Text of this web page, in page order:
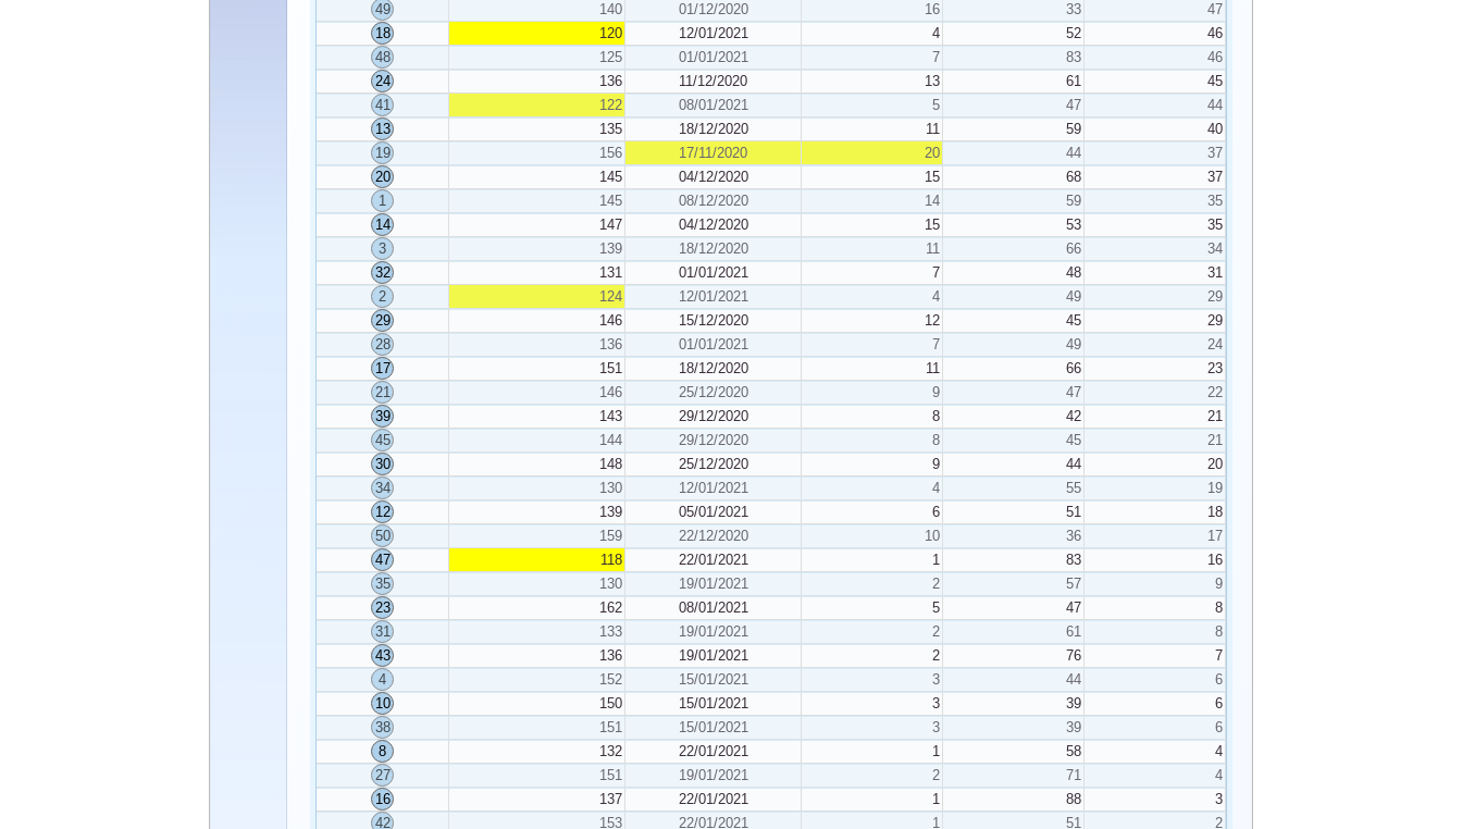
49
140 01/12/2020 16 33
47
18
120 12/01/2021 4 52
46
48
125 01/01/2021 7 83
46
24
136 11/12/2020 13 61
45
41
122 08/01/2021 5 47
44
13
135 18/12/2020 11 59
40
19
156 17/11/2020 20 44
37
20
145 04/12/2020 15 68
37
1
145 08/12/2020 14 59
35
14
147 04/12/2020 15 53
35
3
139 18/12/2020 11 66
34
32
131 01/01/2021 7 48
31
2
124 12/01/2021 4 49
29
29
146 15/12/2020 12 45
29
28
136 01/01/2021 7 49
24
17
151 18/12/2020 11 66
23
21
146 25/12/2020 9 47
22
39
143 29/12/2020 8 42
21
45
144 29/12/2020 8 45
21
30
148 25/12/2020 9 44
20
34
130 12/01/2021 4 55
19
12
139 05/01/2021 6 51
18
50
159 22/12/2020 10 36
17
47
118 22/01/2021 1 83
16
35
130 19/01/2021 2 57
9
23
162 08/01/2021 5 47
8
31
133 19/01/2021 2 61
8
43
136 19/01/2021 2 76
7
4
152 15/01/2021 3 44
6
10
150 15/01/2021 3 39
6
38
151 15/01/2021 3 39
6
8
132 22/01/2021 1 58
4
27
151 19/01/2021 2 71
4
16
137 22/01/2021 1 88
3
42
153 22/01/2021 1 51 2